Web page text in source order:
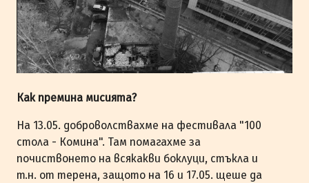
Как премина мисията?
На 13.05. доброволствахме на фестивала "100
стола - Комина". Там помагахме за
почиствонето на всякакви боклуци, стъкла и
т.н. от терена, защото на 16 и 17.05. щеше да